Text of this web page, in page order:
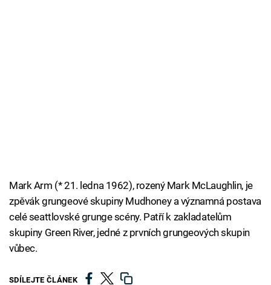
Mark Arm (* 21. ledna 1962), rozený Mark McLaughlin, je
zpěvák grungeové skupiny Mudhoney a významná postava
celé seattlovské grunge scény. Patří k zakladatelům
skupiny Green River, jedné z prvních grungeových skupin
vůbec.
SDÍLEJTE ČLÁNEK